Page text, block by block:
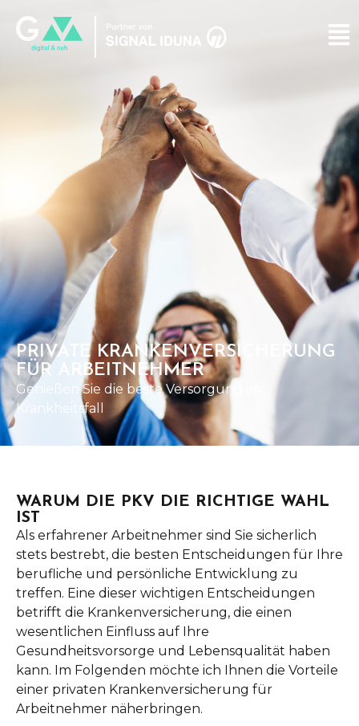
PRIVATE KRANKENVERSICHERUNG
FÜR ARBEITNEHMER
Genießen Sie die beste Versorgung im
Krankheitsfall
WARUM DIE PKV DIE RICHTIGE WAHL
IST
Als erfahrener Arbeitnehmer sind Sie sicherlich
stets bestrebt, die besten Entscheidungen für Ihre
berufliche und persönliche Entwicklung zu
treffen. Eine dieser wichtigen Entscheidungen
betrifft die Krankenversicherung, die einen
wesentlichen Einfluss auf Ihre
Gesundheitsvorsorge und Lebensqualität haben
kann. Im Folgenden möchte ich Ihnen die Vorteile
einer privaten Krankenversicherung für
Arbeitnehmer näherbringen.